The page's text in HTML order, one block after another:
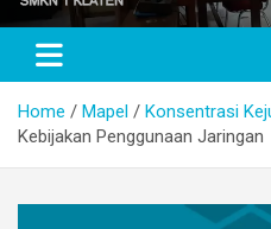
TJKT SMKN 1
TJKT SMKN 1 KLATEN
Home Mapel Konsentrasi
Kebijakan Penggunaan Jaringan